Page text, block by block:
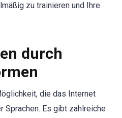
zu trainieren und Ihre
durch
die das Internet
Sprachen. Es gibt zahlreiche